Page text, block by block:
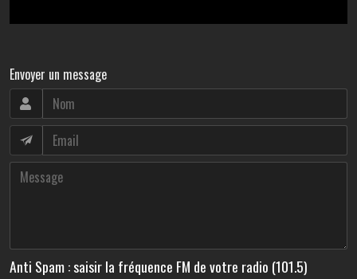
Envoyer un message
Anti Spam : saisir la fréquence FM de votre radio (101.5)